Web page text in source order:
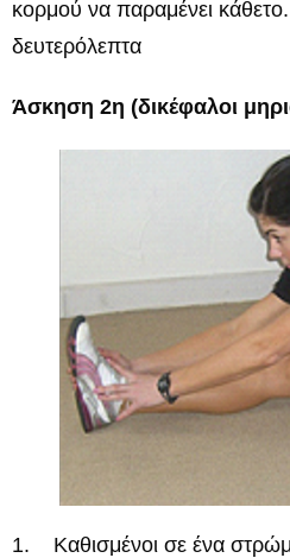
κορμού να παραμένει κάθετο.
δευτερόλεπτα
Άσκηση 2η (δικέφαλοι
1. Καθισμένοι σε ένα